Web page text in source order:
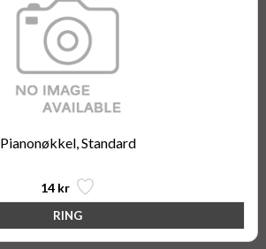
Pianonøkkel, Standard
14 kr